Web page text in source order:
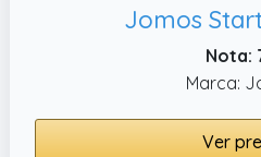
Jomos
Nota:
Marca:
Ver